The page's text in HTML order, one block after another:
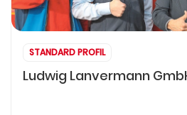
STANDARD PROFIL
Ludwig Lanvermann